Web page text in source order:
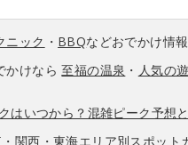
ニック ・ BBQなどおでかけ情
かけなら至福の温泉 ・ 人気の
はいつから？混雑ピーク予想
関西・東海エリア別スポット